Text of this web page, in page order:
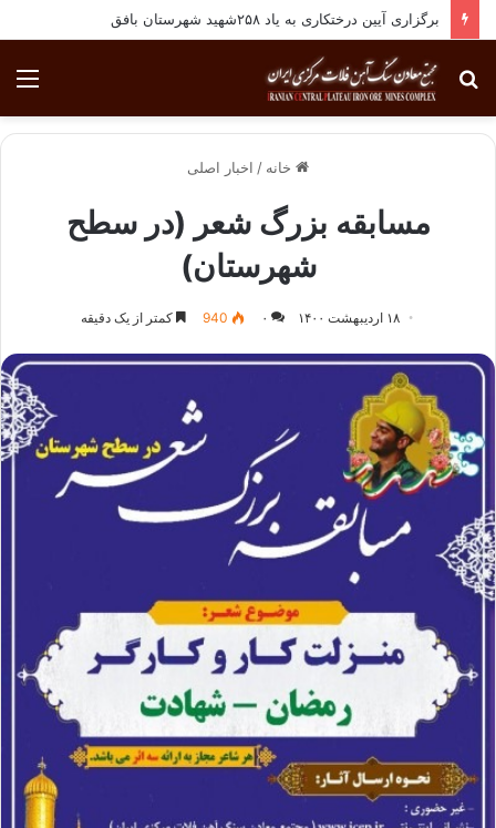
برگزاری آیین درختکاری به یاد ۲۵۸شهید شهرستان بافق
جستجو
برای
خانه / اخبار اصلی
مسابقه بزرگ شعر (در سطح
شهرستان)
۱۸ اردیبهشت ۱۴۰۰ ۰ 940 کمتر از یک دقیقه